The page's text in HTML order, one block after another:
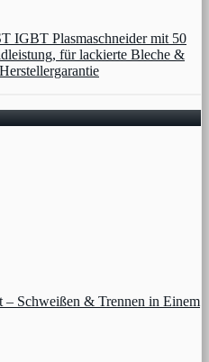
IGBT Plasmaschneider mit 50
für lackierte Bleche &
– Schweißen & Trennen in Einem